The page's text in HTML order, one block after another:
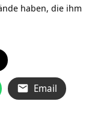
haben, die ihm
Email